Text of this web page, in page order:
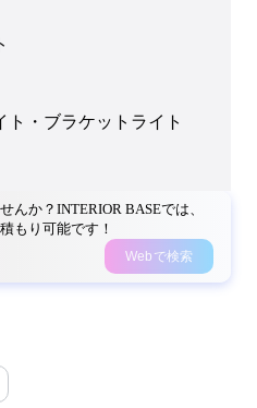
ト・ブラケットライト
んか？INTERIOR BASEでは、
もり可能です！
Webで検索